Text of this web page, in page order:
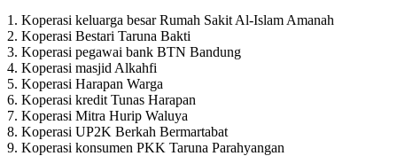
1. Koperasi keluarga besar Rumah Sakit Al-Islam Amanah
2. Koperasi Bestari Taruna Bakti
3. Koperasi pegawai bank BTN Bandung
4. Koperasi masjid Alkahfi
5. Koperasi Harapan Warga
6. Koperasi kredit Tunas Harapan
7. Koperasi Mitra Hurip Waluya
8. Koperasi UP2K Berkah Bermartabat
9. Koperasi konsumen PKK Taruna Parahyangan